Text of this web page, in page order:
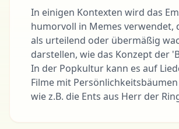
In einigen Kontexten wird das
humorvoll in Memes verwendet,
als urteilend oder übermäßig
darstellen, wie das Konzept der
In der Popkultur kann es auf
Filme mit
wie z.B. die Ents aus Herr der